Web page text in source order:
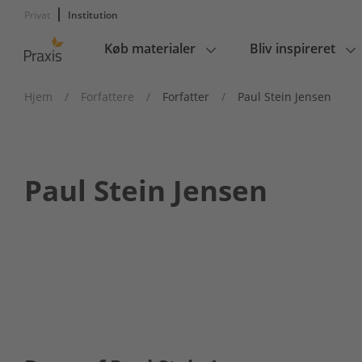
Privat Institution
Main
Køb materialer Bliv inspireret
Hjem / Forfattere / Forfatter / Paul Stein Jensen
Paul Stein Jensen